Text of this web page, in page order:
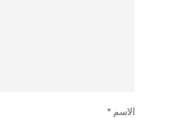
الاسم *